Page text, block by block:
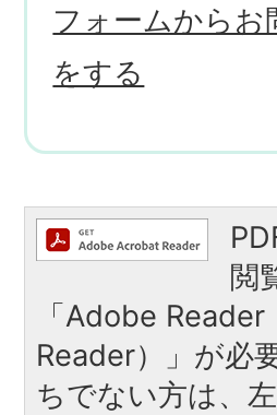
フォームからお
をする
閲
「Adobe
Reader）」が必
ちでない方は、